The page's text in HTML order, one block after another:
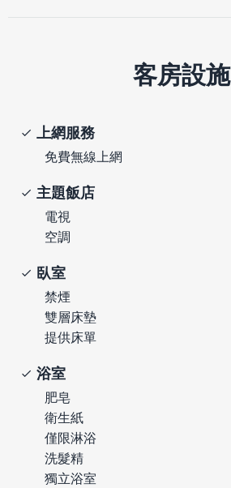
客房設施
上網服務
免費無線上網
主題飯店
電視
空調
臥室
禁煙
雙層床墊
提供床單
浴室
肥皂
衛生紙
僅限淋浴
洗髮精
獨立浴室